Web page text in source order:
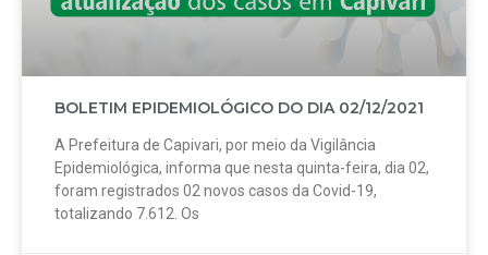
BOLETIM EPIDEMIOLÓGICO DO DIA 02/12/2021
A Prefeitura de Capivari, por meio da Vigilância
Epidemiológica, informa que nesta quinta-feira, dia 02,
foram registrados 02 novos casos da Covid-19,
totalizando 7.612. Os